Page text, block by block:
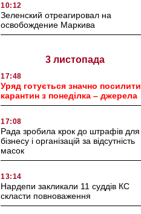
10:12
Зеленский отреагировал на
освобождение Маркива
3 листопада
17:48
Уряд готується значно посилити
карантин з понеділка – джерела
17:08
Рада зробила крок до штрафів для
бізнесу і організацій за відсутність
масок
13:14
Нардепи закликали 11 суддів КС
скласти повноваження